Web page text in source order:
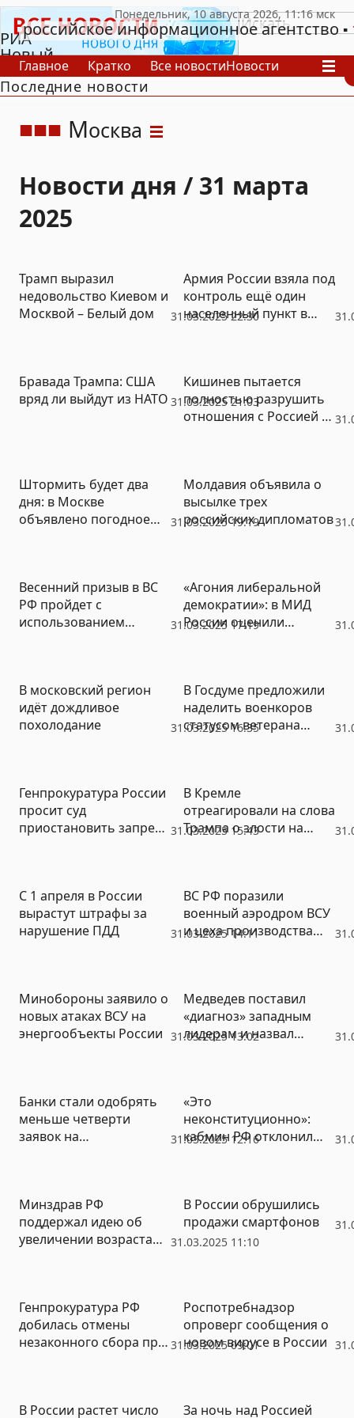
РИА
Новый
День
российское информационное агентство
Главное Кратко Все новостиНовости
В России
В мире
Последние новости
Москва
Новости дня / 31 марта
2025
31.03.2025 22:30
Трамп выразил
недовольство Киевом и
Москвой – Белый дом
Армия России взяла под
контроль ещё один
населенный пункт в
31.03.2025 21:03
Бравада Трампа: США
вряд ли выйдут из НАТО
Кишинев пытается
полностью разрушить
отношения с Россией –
31.03.2025 19:19
Штормить будет два
дня: в Москве
объявлено погодное
Молдавия объявила о
высылке трех
российских дипломатов
31.03.2025 17:19
Весенний призыв в ВС
РФ пройдет с
использованием
«Агония либеральной
демократии»: в МИД
России оценили
31.03.2025 16:35
В московский регион
идёт дождливое
похолодание
В Госдуме предложили
наделить военкоров
статусом ветерана
31.03.2025 15:43
Генпрокуратура России
просит суд
приостановить запрет
В Кремле
отреагировали на слова
Трампа о злости на
31.03.2025 14:11
С 1 апреля в России
вырастут штрафы за
нарушение ПДД
ВС РФ поразили
военный аэродром ВСУ
и цеха производства
31.03.2025 13:02
Минобороны заявило о
новых атаках ВСУ на
энергообъекты России
Медведев поставил
«диагноз» западным
лидерам и назвал
31.03.2025 12:16
Банки стали одобрять
меньше четверти
заявок на
«Это
неконституционно»:
кабмин РФ отклонил
31.03.2025 11:10
Минздрав РФ
поддержал идею об
увеличении возраста
В России обрушились
продажи смартфонов
31.03.2025 09:01
Генпрокуратура РФ
добилась отмены
незаконного сбора при
Роспотребнадзор
опроверг сообщения о
новом вирусе в России
В России растет число
За ночь над Россией